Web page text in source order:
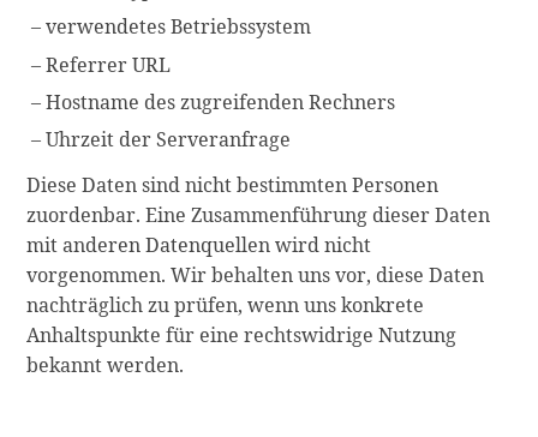
verwendetes Betriebssystem
Referrer URL
Hostname des zugreifenden Rechners
Uhrzeit der Serveranfrage
Diese Daten sind nicht bestimmten Personen
zuordenbar. Eine Zusammenführung dieser Daten
mit anderen Datenquellen wird nicht
vorgenommen. Wir behalten uns vor, diese Daten
nachträglich zu prüfen, wenn uns konkrete
Anhaltspunkte für eine rechtswidrige Nutzung
bekannt werden.